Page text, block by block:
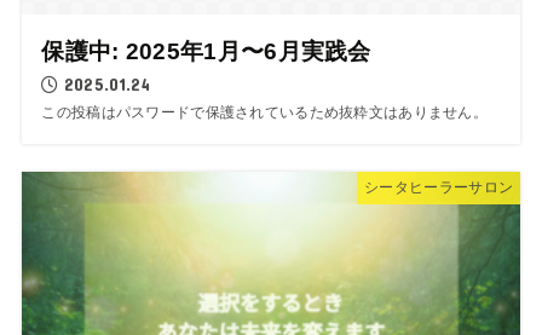
保護中: 2025年1月〜6月実践会
2025.01.24
この投稿はパスワードで保護されているため抜粋文はありません。
シータヒーラーサロン